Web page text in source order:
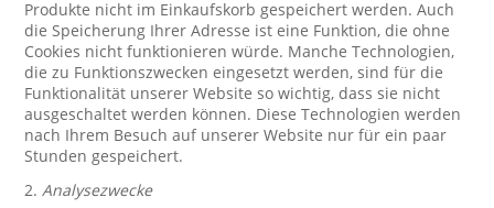
Produkte nicht im Einkaufskorb gespeichert werden. Auch
die Speicherung Ihrer Adresse ist eine Funktion, die ohne
Cookies nicht funktionieren würde. Manche Technologien,
die zu Funktionszwecken eingesetzt werden, sind für die
Funktionalität unserer Website so wichtig, dass sie nicht
ausgeschaltet werden können. Diese Technologien werden
nach Ihrem Besuch auf unserer Website nur für ein paar
Stunden gespeichert.
2.Analysezwecke